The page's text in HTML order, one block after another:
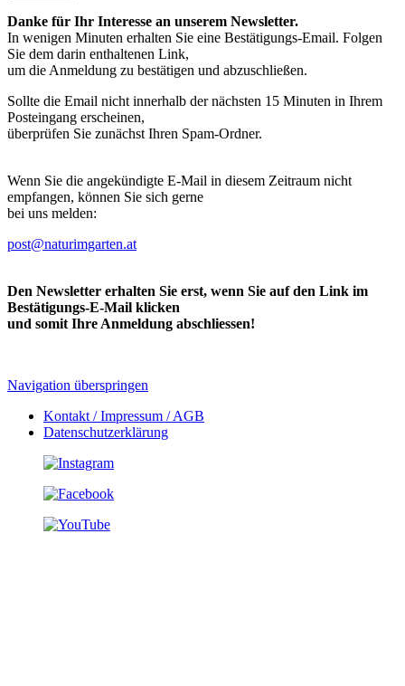
Danke für Ihr Interesse an unserem Newsletter.
In wenigen Minuten erhalten Sie eine Bestätigungs-Email. Folgen
Sie dem darin enthaltenen Link,
um die Anmeldung zu bestätigen und abzuschließen.
Sollte die Email nicht innerhalb der nächsten 15 Minuten in Ihrem
Posteingang erscheinen,
überprüfen Sie zunächst Ihren Spam-Ordner.
Wenn Sie die angekündigte E-Mail in diesem Zeitraum nicht
empfangen, können Sie sich gerne
bei uns melden:
post@naturimgarten.at
Den Newsletter erhalten Sie erst, wenn Sie auf den Link im
Bestätigungs-E-Mail klicken
und somit Ihre Anmeldung abschliessen!
Navigation überspringen
Kontakt / Impressum / AGB
Datenschutzerklärung